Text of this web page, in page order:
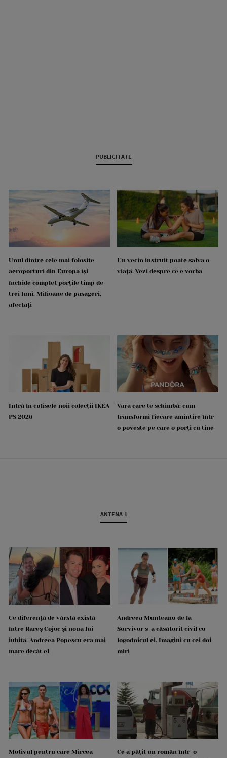
PUBLICITATE
Unul dintre cele mai folosite
aeroporturi din Europa își
închide complet porțile timp de
trei luni. Milioane de pasageri,
afectați
Un vecin instruit poate salva o
viață. Vezi despre ce e vorba
Intră în culisele noii colecții IKEA
PS 2026
Vara care te schimbă: cum
transformi fiecare amintire într-
o poveste pe care o porți cu tine
ANTENA 1
Ce diferență de vârstă există
între Rareș Cojoc și noua lui
iubită. Andreea Popescu era mai
mare decât el
Andreea Munteanu de la
Survivor s-a căsătorit civil cu
logodnicul ei. Imagini cu cei doi
miri
Motivul pentru care Mircea
Ce a pățit un român într-o